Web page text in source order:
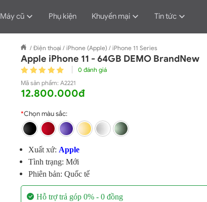
Máy cũ Phụ kiện Khuyến mại Tin tức
/ Điện thoại / iPhone (Apple) / iPhone 11 Series
Apple iPhone 11 - 64GB DEMO BrandNew
0 đánh giá
Mã sản phẩm: A2221
12.800.000đ
*Chọn màu sắc:
Xuất xứ: Apple
Tình trạng: Mới
Phiên bản: Quốc tế
Hỗ trợ trả góp 0% - 0 đồng